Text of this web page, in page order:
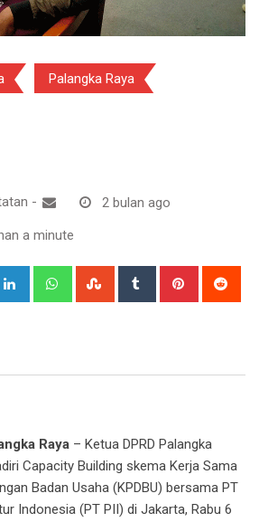
Palangka Raya
- 2 bulan ago
a minute
LinkedIn WhatsappStumbleUpon
Tumblr Pinterest
Raya – Ketua DPRD Palangka
Capacity Building skema Kerja Sama
Badan Usaha (KPDBU) bersama PT
Indonesia (PT PII) di Jakarta, Rabu 6